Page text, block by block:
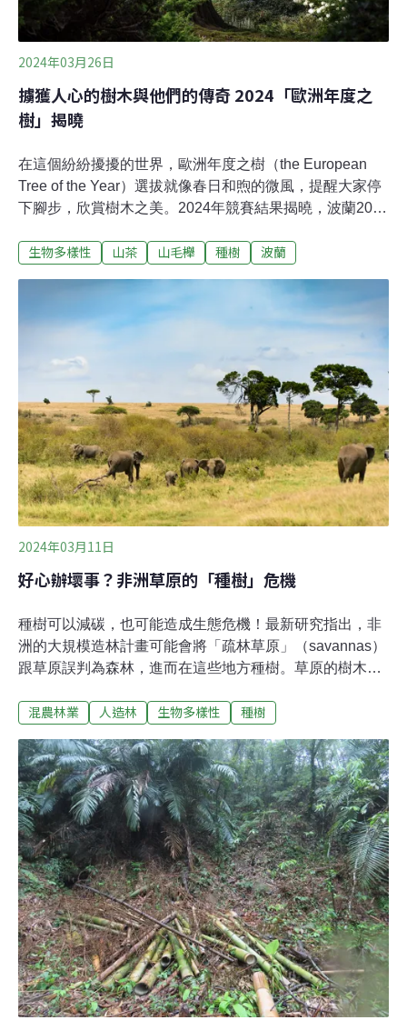
2024年03月26日
擄獲人心的樹木與他們的傳奇 2024「歐洲年度之
樹」揭曉
在這個紛紛擾擾的世界，歐洲年度之樹（the European
Tree of the Year）選拔就像春日和煦的微風，提醒大家停
下腳步，欣賞樹木之美。2024年競賽結果揭曉，波蘭200
蘊，成為許多人心目中的冠軍。原本領先的法國垂枝山毛
樹。這些贏得大眾喜愛的樹木不僅是外型美麗或是年份久
遠，有的已是傳奇，在當地人心中有著不可取代的地位。
讓我們一起來看看這些有故事的樹木吧！或許，你也會跟
著想起那些曾陪伴你重要歲月的樹木。波蘭：「花園之
心」（the Heart of the Garden）「花園之心」位在波蘭弗
茨瓦大學（University of Wrocław）植物園的中心，它是
公園的守護者。這棵「紫葉歐洲山毛櫸」（學名：Fagus
sylvatica 'Atropunicea'）見證著200年來
生物多樣性 山茶 山毛櫸 種樹 波蘭
2024年03月11日
好心辦壞事？非洲草原的「種樹」危機
種樹可以減碳，也可能造成生態危機！最新研究指出，非
洲的大規模造林計畫可能會將「疏林草原」（savannas）
跟草原誤判為森林，進而在這些地方種樹。草原的樹木變
態系的平衡。研究：森林分類錯誤 種錯樹引發生態危機
Landscape Restoration Initiative）的簡稱。這項倡議於
2015年的巴黎氣候大會中啟動，要在2030年以前恢復[1]
非洲1億公頃土地的景觀，項目包括造林、促進永續農
業、減少化學肥料等。7年下來，參與國從21國增至34
國，承諾加入行動的土地也增為1.3億公頃。
混農林業 人造林 生物多樣性 種樹